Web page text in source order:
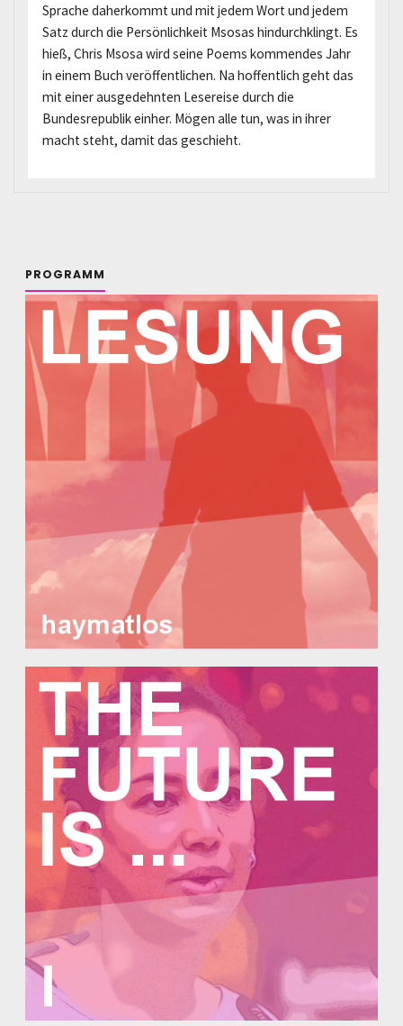
Sprache daherkommt und mit jedem Wort und jedem
Satz durch die Persönlichkeit Msosas hindurchklingt. Es
hieß, Chris Msosa wird seine Poems kommendes Jahr
in einem Buch veröffentlichen. Na hoffentlich geht das
mit einer ausgedehnten Lesereise durch die
Bundesrepublik einher. Mögen alle tun, was in ihrer
macht steht, damit das geschieht.
PROGRAMM
Haymatlos
The Future is … I